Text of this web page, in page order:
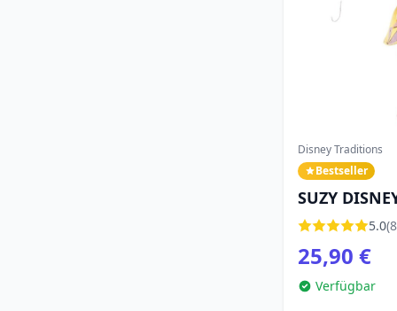
Disney Traditions
Bestseller
SUZY
SHORE
5.0
25,90 €
Verfügbar